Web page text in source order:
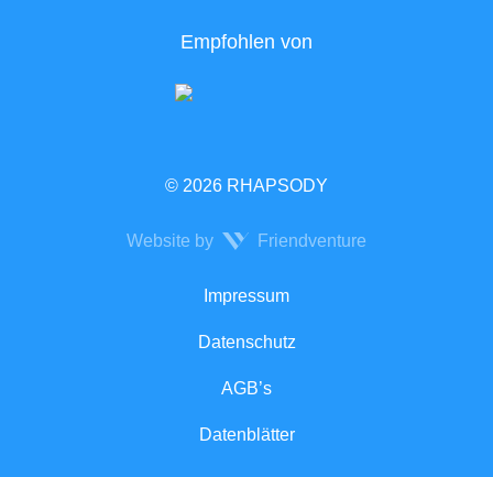
Empfohlen von
© 2026 RHAPSODY
Website by Friendventure
Impressum
Datenschutz
AGB’s
Datenblätter